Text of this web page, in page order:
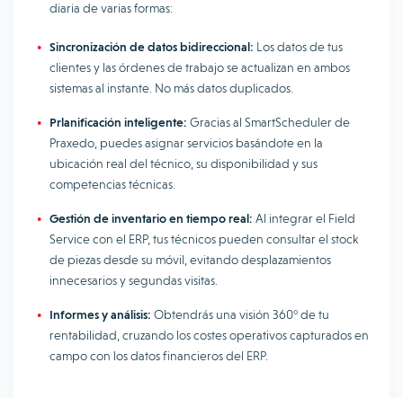
diaria de varias formas:
Sincronización de datos bidireccional: Los datos de tus
clientes y las órdenes de trabajo se actualizan en ambos
sistemas al instante. No más datos duplicados.
Prlanificación inteligente: Gracias al SmartScheduler de
Praxedo, puedes asignar servicios basándote en la
ubicación real del técnico, su disponibilidad y sus
competencias técnicas.
Gestión de inventario en tiempo real: Al integrar el Field
Service con el ERP, tus técnicos pueden consultar el stock
de piezas desde su móvil, evitando desplazamientos
innecesarios y segundas visitas.
Informes y análisis: Obtendrás una visión 360° de tu
rentabilidad, cruzando los costes operativos capturados en
campo con los datos financieros del ERP.